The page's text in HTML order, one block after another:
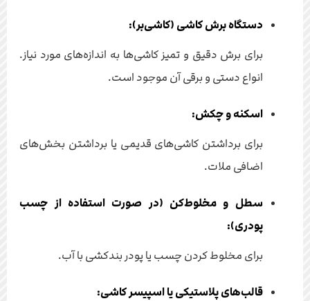
دستگاه برش کاشی (کاشی‌بر):
برای برش دقیق و تمیز کاشی‌ها به اندازه‌های مورد نیاز.
انواع دستی و برقی آن موجود است.
اسکنه و چکش:
برای برداشتن کاشی‌های قدیمی یا برداشتن بخش‌های
اضافی ملات.
سطل و مخلوط‌کن (در صورت استفاده از چسب
پودری):
برای مخلوط کردن چسب یا پودر بندکشی با آب.
قالب‌های پلاستیکی یا اسپیسر کاشی: